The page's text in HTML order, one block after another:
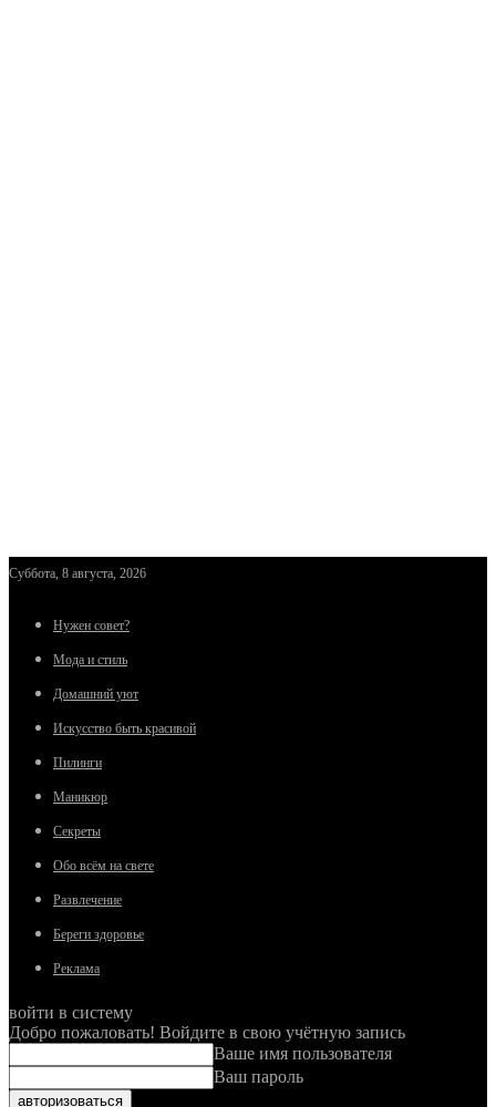
Суббота, 8 августа, 2026
Нужен совет?
Мода и стиль
Домашний уют
Искусство быть красивой
Пилинги
Маникюр
Секреты
Обо всём на свете
Развлечение
Береги здоровье
Реклама
войти в систему
Добро пожаловать! Войдите в свою учётную запись
Ваше имя пользователя
Ваш пароль